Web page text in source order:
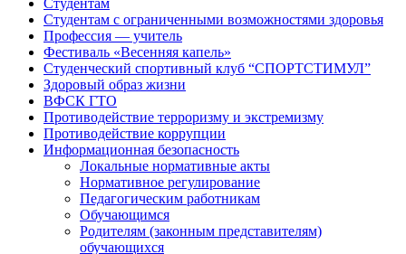
Студентам с ограниченными возможностями здоровья
Профессия — учитель
Фестиваль «Весенняя капель»
Студенческий спортивный клуб “СПОРТСТИМУЛ”
Здоровый образ жизни
ВФСК ГТО
Противодействие терроризму и экстремизму
Противодействие коррупции
Информационная безопасность
Локальные нормативные акты
Нормативное регулирование
Педагогическим работникам
Обучающимся
Родителям (законным представителям)
обучающихся